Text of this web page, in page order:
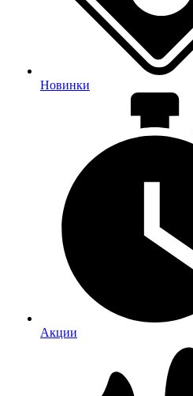
Новинки
Акции